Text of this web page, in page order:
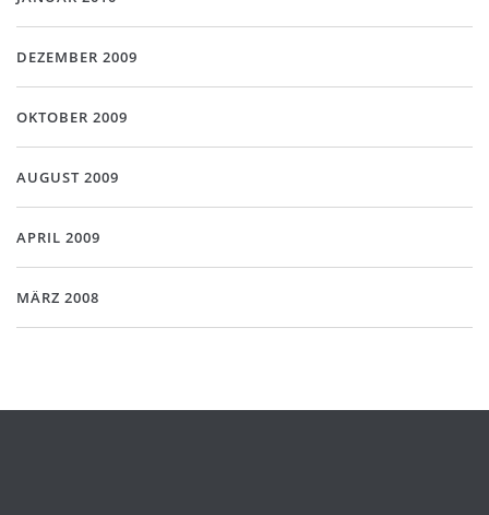
DEZEMBER 2009
OKTOBER 2009
AUGUST 2009
APRIL 2009
MÄRZ 2008